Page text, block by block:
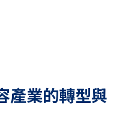
產業的轉型與